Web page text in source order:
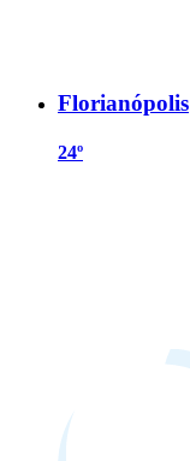
Florianópolis
24º